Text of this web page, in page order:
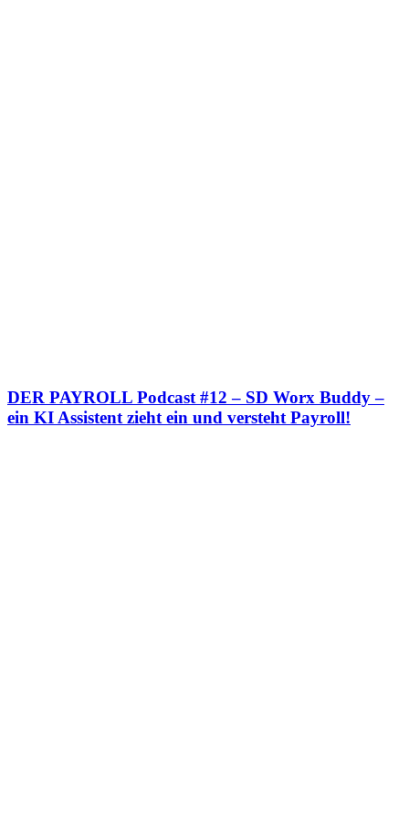
DER PAYROLL Podcast #12 – SD Worx Buddy –
ein KI Assistent zieht ein und versteht Payroll!